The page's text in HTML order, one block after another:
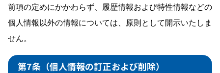
前項の定めにかかわらず、履歴情報および特性情報などの
個人情報以外の情報については、原則として開示いたしま
せん。
第7条（個人情報の訂正および削除）